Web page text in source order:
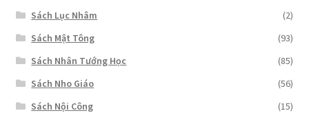
Sách Lục Nhâm
(2)
Sách Mật Tông
(93)
Sách Nhân Tướng Học
(85)
Sách Nho Giáo
(56)
Sách Nội Công
(15)